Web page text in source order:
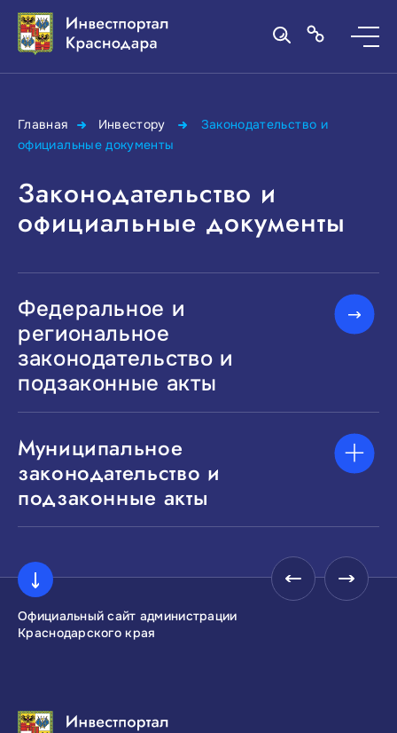
Главная Инвестору
Законодательство и
официальные документы
Законодательство и
официальные документы
Федеральное и
региональное
законодательство и
подзаконные акты
Муниципальное
законодательство и
подзаконные акты
Официальный сайт администрации
Краснодарского края